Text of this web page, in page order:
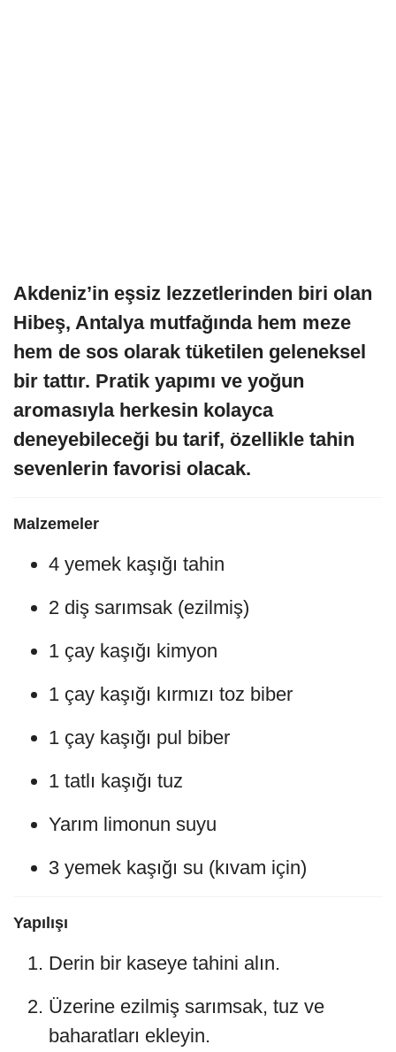
Akdeniz’in eşsiz lezzetlerinden biri olan
Hibeş, Antalya mutfağında hem meze
hem de sos olarak tüketilen geleneksel
bir tattır. Pratik yapımı ve yoğun
aromasıyla herkesin kolayca
deneyebileceği bu tarif, özellikle tahin
sevenlerin favorisi olacak.
Malzemeler
4 yemek kaşığı tahin
2 diş sarımsak (ezilmiş)
1 çay kaşığı kimyon
1 çay kaşığı kırmızı toz biber
1 çay kaşığı pul biber
1 tatlı kaşığı tuz
Yarım limonun suyu
3 yemek kaşığı su (kıvam için)
Yapılışı
Derin bir kaseye tahini alın.
Üzerine ezilmiş sarımsak, tuz ve
baharatları ekleyin.